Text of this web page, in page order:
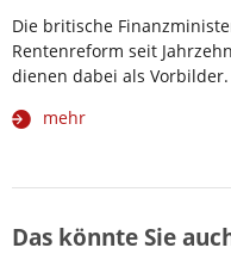
Die britische
Rentenreform seit
dienen dabei als Vorbilder.
mehr
Das könnte Sie